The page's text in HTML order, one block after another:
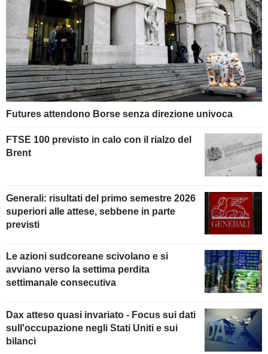
Futures attendono Borse senza direzione univoca
FTSE 100 previsto in calo con il rialzo del
Brent
Generali: risultati del primo semestre 2026
superiori alle attese, sebbene in parte
previsti
Le azioni sudcoreane scivolano e si
avviano verso la settima perdita
settimanale consecutiva
Dax atteso quasi invariato - Focus sui dati
sull'occupazione negli Stati Uniti e sui
bilanci